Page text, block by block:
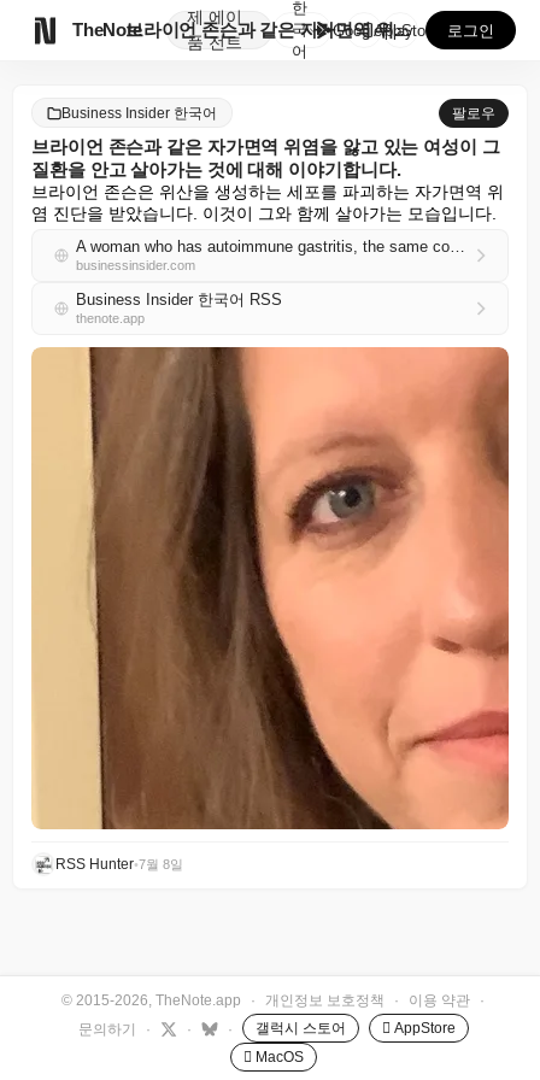
TheNote
제
품
에이
전트
브라이언 존슨과 같은 자가면역 위염을 앓고 있는 여성이...
한
국
어
GooglePlay
AppStore 로그인
Business Insider 한국어 팔로우
브라이언 존슨과 같은 자가면역 위염을 앓고 있는 여성이 그
질환을 안고 살아가는 것에 대해 이야기합니다.
브라이언 존슨은 위산을 생성하는 세포를 파괴하는 자가면역 위
염 진단을 받았습니다. 이것이 그와 함께 살아가는 모습입니다.
A woman who has autoimmune gastritis, the same condition as Bryan Johnson, shares what it's like to live with it
businessinsider.com
Business Insider 한국어 RSS
thenote.app
RSS Hunter•7월 8일
© 2015-2026, TheNote.app · 개인정보 보호정책 · 이용 약관
·
문의하기
· · · 갤럭시 스토어
 AppStore
 MacOS